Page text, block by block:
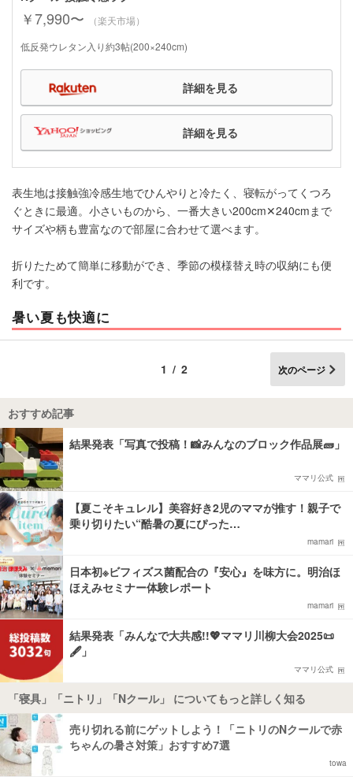
￥7,990〜
（楽天市場）
低反発ウレタン入り約3帖(200×240cm)
詳細を見る
詳細を見る
表生地は接触強冷感生地でひんやりと冷たく、寝転がってくつろ
ぐときに最適。小さいものから、一番大きい200cm✕240cmまで
サイズや柄も豊富なので部屋に合わせて選べます。
折りたためて簡単に移動ができ、季節の模様替え時の収納にも便
利です。
暑い夏も快適に
1/2 次のページ
おすすめ記事
結果発表「写真で投稿！📸みんなのブロック作品展🧱」
ママリ公式
【夏こそキュレル】美容好き2児のママが推す！親子で
乗り切りたい“酷暑の夏にぴった…
mamari
日本初※ビフィズス菌配合の『安心』を味方に。明治ほ
ほえみセミナー体験レポート
mamari
結果発表「みんなで大共感!!💖ママリ川柳大会2025📜
🖋️」
ママリ公式
「寝具」「ニトリ」「Nクール」 についてもっと詳しく知る
売り切れる前にゲットしよう！「ニトリのNクールで赤
ちゃんの暑さ対策」おすすめ7選
towa